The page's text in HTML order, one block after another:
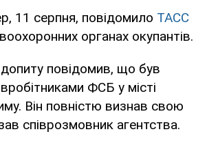
11 серпня, повідомило ТАСС
органах окупантів.
повідомив, що був
ФСБ у місті
Він повністю визнав свою
співрозмовник агентства.